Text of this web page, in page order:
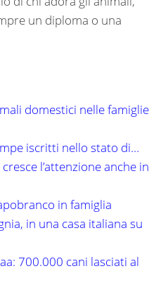
un diploma o una
domestici nelle famiglie
iscritti nello stato di…
l’attenzione anche in
in famiglia
in una casa italiana su
700.000 cani lasciati al